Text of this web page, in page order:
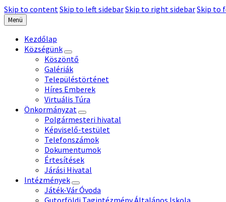
Skip to contentSkip to left sidebarSkip to right sidebarSkip to
Menü
Kezdőlap
Községünk
Köszöntő
Galériák
Településtörténet
Híres Emberek
Virtuális Túra
Önkormányzat
Polgármesteri hivatal
Képviselő-testület
Telefonszámok
Dokumentumok
Értesítések
Járási Hivatal
Intézmények
Játék-Vár Óvoda
Gutorföldi Tagintézmény Általános Iskola